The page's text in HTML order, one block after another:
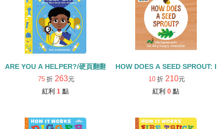
ARE YOU A HELPER?/硬頁翻翻書
75 折 263元
紅利 1 點
HOW DOES A SEED SPROUT:
10 折 210元
紅利 0 點